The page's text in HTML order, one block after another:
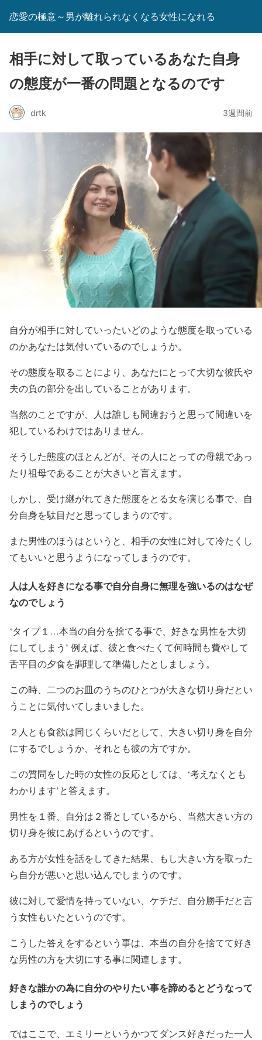
恋愛の極意～男が離れられなくなる女性になれる
相手に対して取っているあなた自身
の態度が一番の問題となるのです
drtk 3週間前
自分が相手に対していったいどのような態度を取っている
のかあなたは気付いているのでしょうか。
その態度を取ることにより、あなたにとって大切な彼氏や
夫の負の部分を出していることがあります。
当然のことですが、人は誰しも間違おうと思って間違いを
犯しているわけではありません。
そうした態度のほとんどが、その人にとっての母親であっ
たり祖母であることが大きいと言えます。
しかし、受け継がれてきた態度をとる女を演じる事で、自
分自身を駄目だと思ってしまうのです。
また男性のほうはというと、相手の女性に対して冷たくし
てもいいと思うようになってしまうのです。
人は人を好きになる事で自分自身に無理を強いるのはなぜ
なのでしょう
‘タイプ１…本当の自分を捨てる事で、好きな男性を大切
にしてしまう’ 例えば、彼と食べたくて何時間も費やして
舌平目の夕食を調理して準備したとしましょう。
この時、二つのお皿のうちのひとつが大きな切り身だとい
うことに気付いてしまいました。
２人とも食欲は同じくらいだとして、大きい切り身を自分
にするでしょうか、それとも彼の方ですか。
この質問をした時の女性の反応としては、‘考えなくとも
わかります’と答えます。
男性を１番、自分は２番としているから、当然大きい方の
切り身を彼にあげるというのです。
ある方が女性を話をしてきた結果、もし大きい方を取った
ら自分が悪いと思い込んでしまうのです。
彼に対して愛情を持っていない、ケチだ、自分勝手だと言
う女性もいたというのです。
こうした答えをするという事は、本当の自分を捨てて好き
な男性の方を大切にする事に関連します。
好きな誰かの為に自分のやりたい事を諦めるとどうなって
しまうのでしょう
ではここで、エミリーというかつてダンス好きだった一人